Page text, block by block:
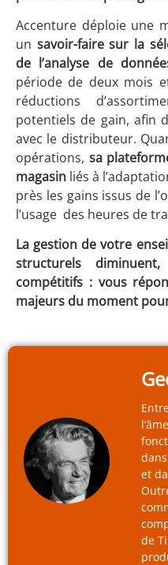
Accenture déploie une
un savoir-faire sur la
de l’analyse de
période de deux mois
réductions
potentiels de gain, afin
avec le distributeur.
opérations, sa
magasin liés à
près les gains issus de
l’usage des heures de
La gestion de votre
structurels
compétitifs : vous
majeurs du moment
et
de